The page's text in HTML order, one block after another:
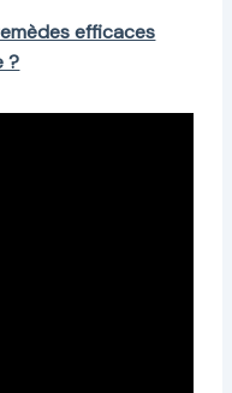
efficaces
?